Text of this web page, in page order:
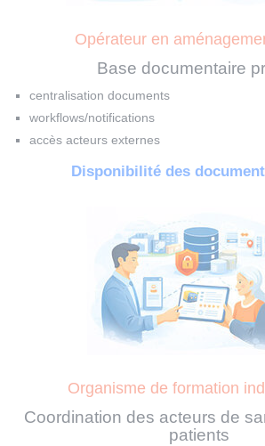
Opérateur en
Base documentaire
centralisation documents
workflows/notifications
accès acteurs externes
Disponibilité des
Organisme de formation
Coordination des acteurs de
patients